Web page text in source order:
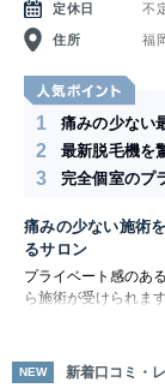
定休日
不
住所 福
1 痛みの少ない
2 最新脱毛機を
3 完全個室のプ
痛みの少ない施術
るサロン
プライベート感のあ
ら施術が受けられま
に合わせたプランを
ており、プランも顔
位も喉から顔全体も
帯にも通いやすく、
NEW 新着口コミ・